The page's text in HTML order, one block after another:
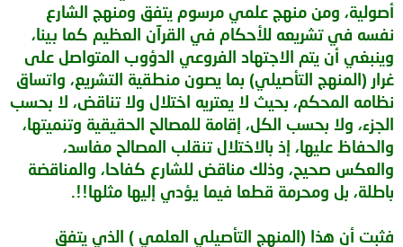
أصولية، ومن منهج علمي مرسوم يتفق ومنهج الشارع
نفسه في تشريعه للأحكام في القرآن العظيم كما بينا،
وينبغي أن يتم الاجتهاد الفروعي الدؤوب المتواصل على
غرار (المنهج التأصيلي) بما يصون منطقية التشريع، واتساق
نظامه المحكم، بحيث لا يعتريه اختلال ولا تناقض، لا بحسب
الجزء، ولا بحسب الكل، إقامة للمصالح الحقيقية وتنميتها،
والحفاظ عليها، إذ بالاختلال تنقلب المصالح مفاسد،
والعكس صحيح، وذلك مناقض للشارع كفاحا، والمناقضة
باطلة، بل ومحرمة قطعا فيما يؤدي إليها مثلها!!.
فثبت أن هذا (المنهج التأصيلي العلمي ) الذي يتفق